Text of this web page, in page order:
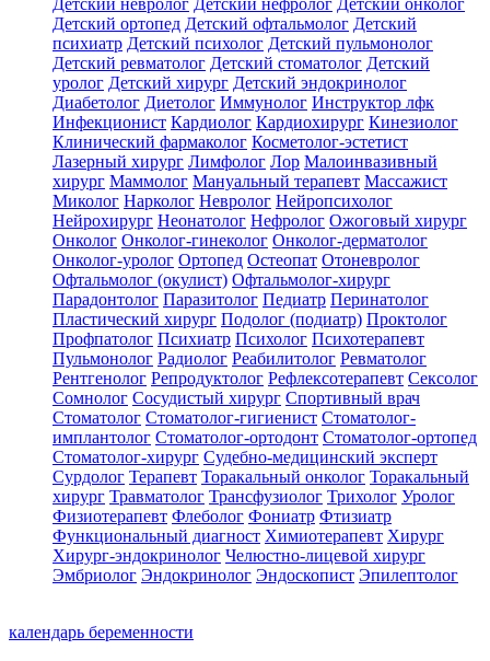
Детский невролог Детский нефролог Детский онколог
Детский ортопед Детский офтальмолог Детский
психиатр Детский психолог Детский пульмонолог
Детский ревматолог Детский стоматолог Детский
уролог Детский хирург Детский эндокринолог
Диабетолог Диетолог Иммунолог Инструктор лфк
Инфекционист Кардиолог Кардиохирург Кинезиолог
Клинический фармаколог Косметолог-эстетист
Лазерный хирург Лимфолог Лор Малоинвазивный
хирург Маммолог Мануальный терапевт Массажист
Миколог Нарколог Невролог Нейропсихолог
Нейрохирург Неонатолог Нефролог Ожоговый хирург
Онколог Онколог-гинеколог Онколог-дерматолог
Онколог-уролог Ортопед Остеопат Отоневролог
Офтальмолог (окулист) Офтальмолог-хирург
Парадонтолог Паразитолог Педиатр Перинатолог
Пластический хирург Подолог (подиатр) Проктолог
Профпатолог Психиатр Психолог Психотерапевт
Пульмонолог Радиолог Реабилитолог Ревматолог
Рентгенолог Репродуктолог Рефлексотерапевт Сексолог
Сомнолог Сосудистый хирург Спортивный врач
Стоматолог Стоматолог-гигиенист Стоматолог-
имплантолог Стоматолог-ортодонт Стоматолог-ортопед
Стоматолог-хирург Судебно-медицинский эксперт
Сурдолог Терапевт Торакальный онколог Торакальный
хирург Травматолог Трансфузиолог Трихолог Уролог
Физиотерапевт Флеболог Фониатр Фтизиатр
Функциональный диагност Химиотерапевт Хирург
Хирург-эндокринолог Челюстно-лицевой хирург
Эмбриолог Эндокринолог Эндоскопист Эпилептолог
календарь беременности